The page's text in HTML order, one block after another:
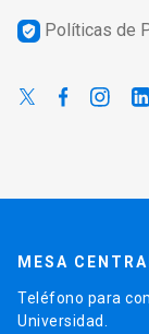
verified_user Políticas de
MESA
Teléfono para
Universidad.